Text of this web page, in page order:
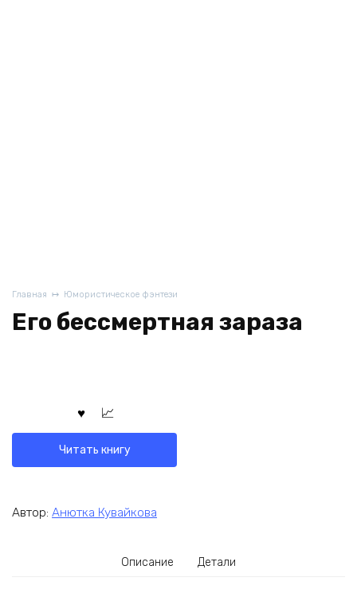
Главная Юмористическое фэнтези
Его бессмертная зараза
Читать книгу
Автор: Анютка Кувайкова
Описание Детали